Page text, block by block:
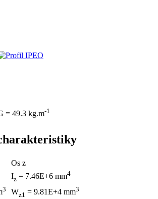
= 49.3 kg.m-1
Os z
Iz = 7.46E+6 mm4
3 Wz1 = 9.81E+4 mm3